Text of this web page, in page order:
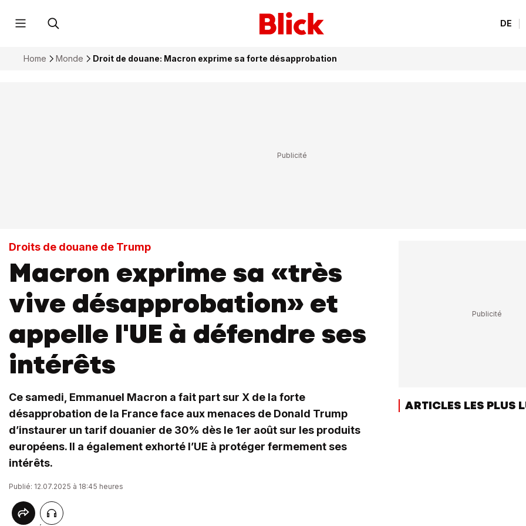
DE
Home Monde Droit de douane: Macron exprime sa forte désapprobation
Droits de douane de Trump
Macron exprime sa «très
vive désapprobation» et
appelle l'UE à défendre ses
intérêts
Ce samedi, Emmanuel Macron a fait part sur X de la forte
désapprobation de la France face aux menaces de Donald Trump
d’instaurer un tarif douanier de 30% dès le 1er août sur les produits
européens. Il a également exhorté l’UE à protéger fermement ses
intérêts.
Publié: 12.07.2025 à 18:45 heures
ARTICLES LES PLUS